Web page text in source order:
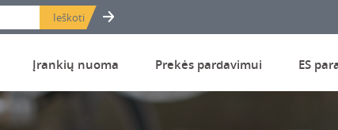
Įrankių nuoma Prekės pardavimui ES